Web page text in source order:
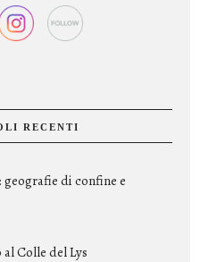
RECENTI
geografie di confine e
Colle del Lys